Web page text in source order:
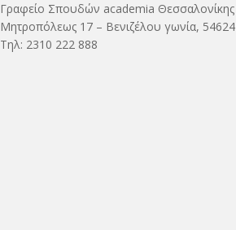
Γραφείο Σπουδών academia Θεσσαλονίκης
Μητροπόλεως 17 – Βενιζέλου γωνία, 54624
Τηλ: 2310 222 888